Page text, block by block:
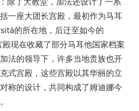
一座大团长宫殿，最初作为马耳
的所在地，后迁至如今的
现在收藏了部分马耳他国家档案
法的领导下，许多当地贵族也开
式宫殿，这些宫殿以其华丽的立
称的设计，共同构成了姆迪娜今